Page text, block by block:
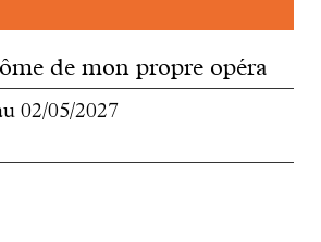
de mon propre opéra
02/05/2027